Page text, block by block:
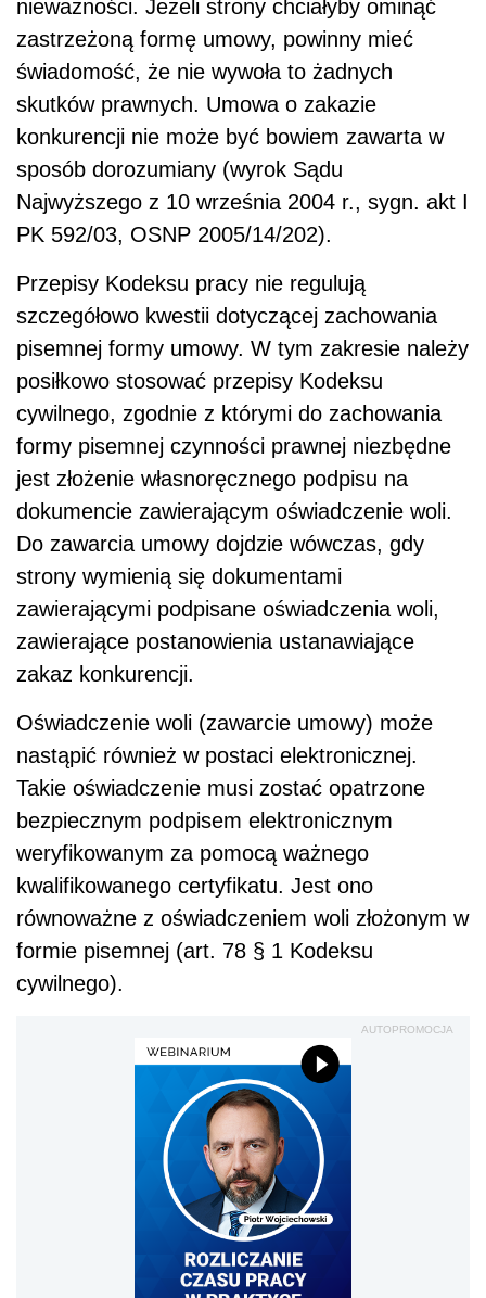
nieważności. Jeżeli strony chciałyby ominąć
zastrzeżoną formę umowy, powinny mieć
świadomość, że nie wywoła to żadnych
skutków prawnych. Umowa o zakazie
konkurencji nie może być bowiem zawarta w
sposób dorozumiany (wyrok Sądu
Najwyższego z 10 września 2004 r., sygn. akt I
PK 592/03, OSNP 2005/14/202).
Przepisy Kodeksu pracy nie regulują
szczegółowo kwestii dotyczącej zachowania
pisemnej formy umowy. W tym zakresie należy
posiłkowo stosować przepisy Kodeksu
cywilnego, zgodnie z którymi do zachowania
formy pisemnej czynności prawnej niezbędne
jest złożenie własnoręcznego podpisu na
dokumencie zawierającym oświadczenie woli.
Do zawarcia umowy dojdzie wówczas, gdy
strony wymienią się dokumentami
zawierającymi podpisane oświadczenia woli,
zawierające postanowienia ustanawiające
zakaz konkurencji.
Oświadczenie woli (zawarcie umowy) może
nastąpić również w postaci elektronicznej.
Takie oświadczenie musi zostać opatrzone
bezpiecznym podpisem elektronicznym
weryfikowanym za pomocą ważnego
kwalifikowanego certyfikatu. Jest ono
równoważne z oświadczeniem woli złożonym w
formie pisemnej (art. 78 § 1 Kodeksu
cywilnego).
AUTOPROMOCJA